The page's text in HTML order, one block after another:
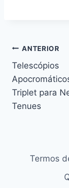
de
Post
ANTERIOR
Telescópios
Triplet para
Tenues
Termos